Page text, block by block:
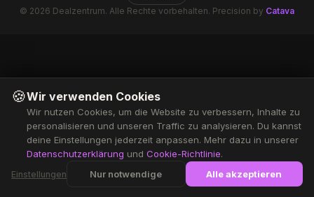
© 2026 Dealzentrum. Alle Rechte vorbehalten. Precision by Catava
🍪Wir verwenden Cookies
Wir nutzen Cookies, um die Website zu verbessern, Inhalte zu
personalisieren und unseren Traffic zu analysieren. Du kannst
deine Einstellungen jederzeit anpassen. Mehr dazu in unserer
Datenschutzerklärung und Cookie-Richtlinie.
Einstellungen Nur notwendige Alle akzeptieren